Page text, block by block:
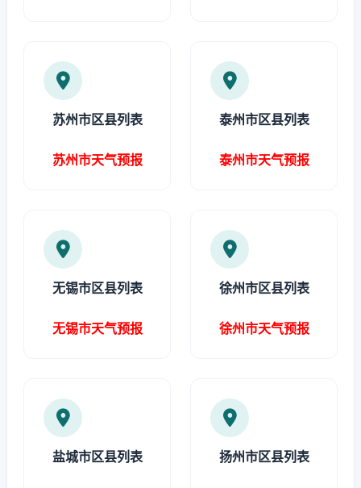
苏州市区县列表
苏州市天气预报
泰州市区县列表
泰州市天气预报
无锡市区县列表
无锡市天气预报
徐州市区县列表
徐州市天气预报
盐城市区县列表 扬州市区县列表